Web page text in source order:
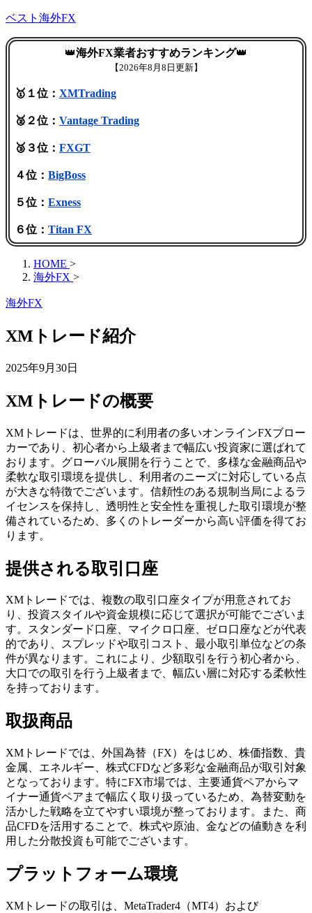
ベスト海外FX
👑海外FX業者おすすめランキング👑
【2026年8月8日更新】
🥇１位： XMTrading
🥈２位： Vantage Trading
🥉３位： FXGT
４位： BigBoss
５位： Exness
６位： Titan FX
HOME >
海外FX >
海外FX
XMトレード紹介
2025年9月30日
XMトレードの概要
XMトレードは、世界的に利用者の多いオンラインFXブロー
カーであり、初心者から上級者まで幅広い投資家に選ばれて
おります。グローバル展開を行うことで、多様な金融商品や
柔軟な取引環境を提供し、利用者のニーズに対応している点
が大きな特徴でございます。信頼性のある規制当局によるラ
イセンスを保持し、透明性と安全性を重視した取引環境が整
備されているため、多くのトレーダーから高い評価を得てお
ります。
提供される取引口座
XMトレードでは、複数の取引口座タイプが用意されてお
り、投資スタイルや資金規模に応じて選択が可能でございま
す。スタンダード口座、マイクロ口座、ゼロ口座などが代表
的であり、スプレッドや取引コスト、最小取引単位などの条
件が異なります。これにより、少額取引を行う初心者から、
大口での取引を行う上級者まで、幅広い層に対応する柔軟性
を持っております。
取扱商品
XMトレードでは、外国為替（FX）をはじめ、株価指数、貴
金属、エネルギー、株式CFDなど多彩な金融商品が取引対象
となっております。特にFX市場では、主要通貨ペアからマ
イナー通貨ペアまで幅広く取り扱っているため、為替変動を
活かした戦略を立てやすい環境が整っております。また、商
品CFDを活用することで、株式や原油、金などの値動きを利
用した分散投資も可能でございます。
プラットフォーム環境
XMトレードの取引は、MetaTrader4（MT4）および